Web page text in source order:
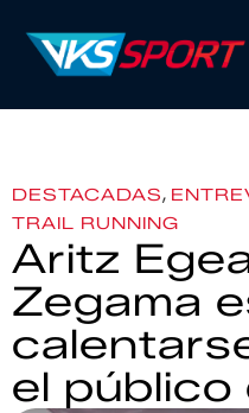
DESTACADAS,
TRAIL RUNNING
Aritz
Zegama
el público